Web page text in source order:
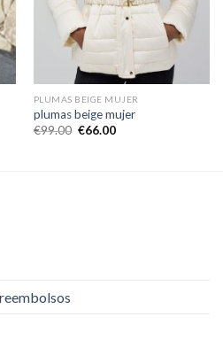
PLUMAS BEIGE MUJER
plumas beige mujer
€99.00 €66.00